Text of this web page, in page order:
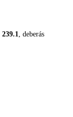
239.1
, deberás